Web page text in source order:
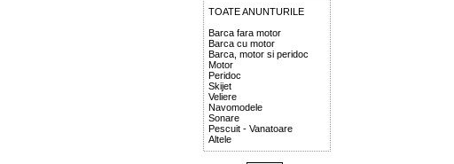
TOATE ANUNTURILE
Barca fara motor
Barca cu motor
Barca, motor si peridoc
Motor
Peridoc
Skijet
Veliere
Navomodele
Sonare
Pescuit - Vanatoare
Altele